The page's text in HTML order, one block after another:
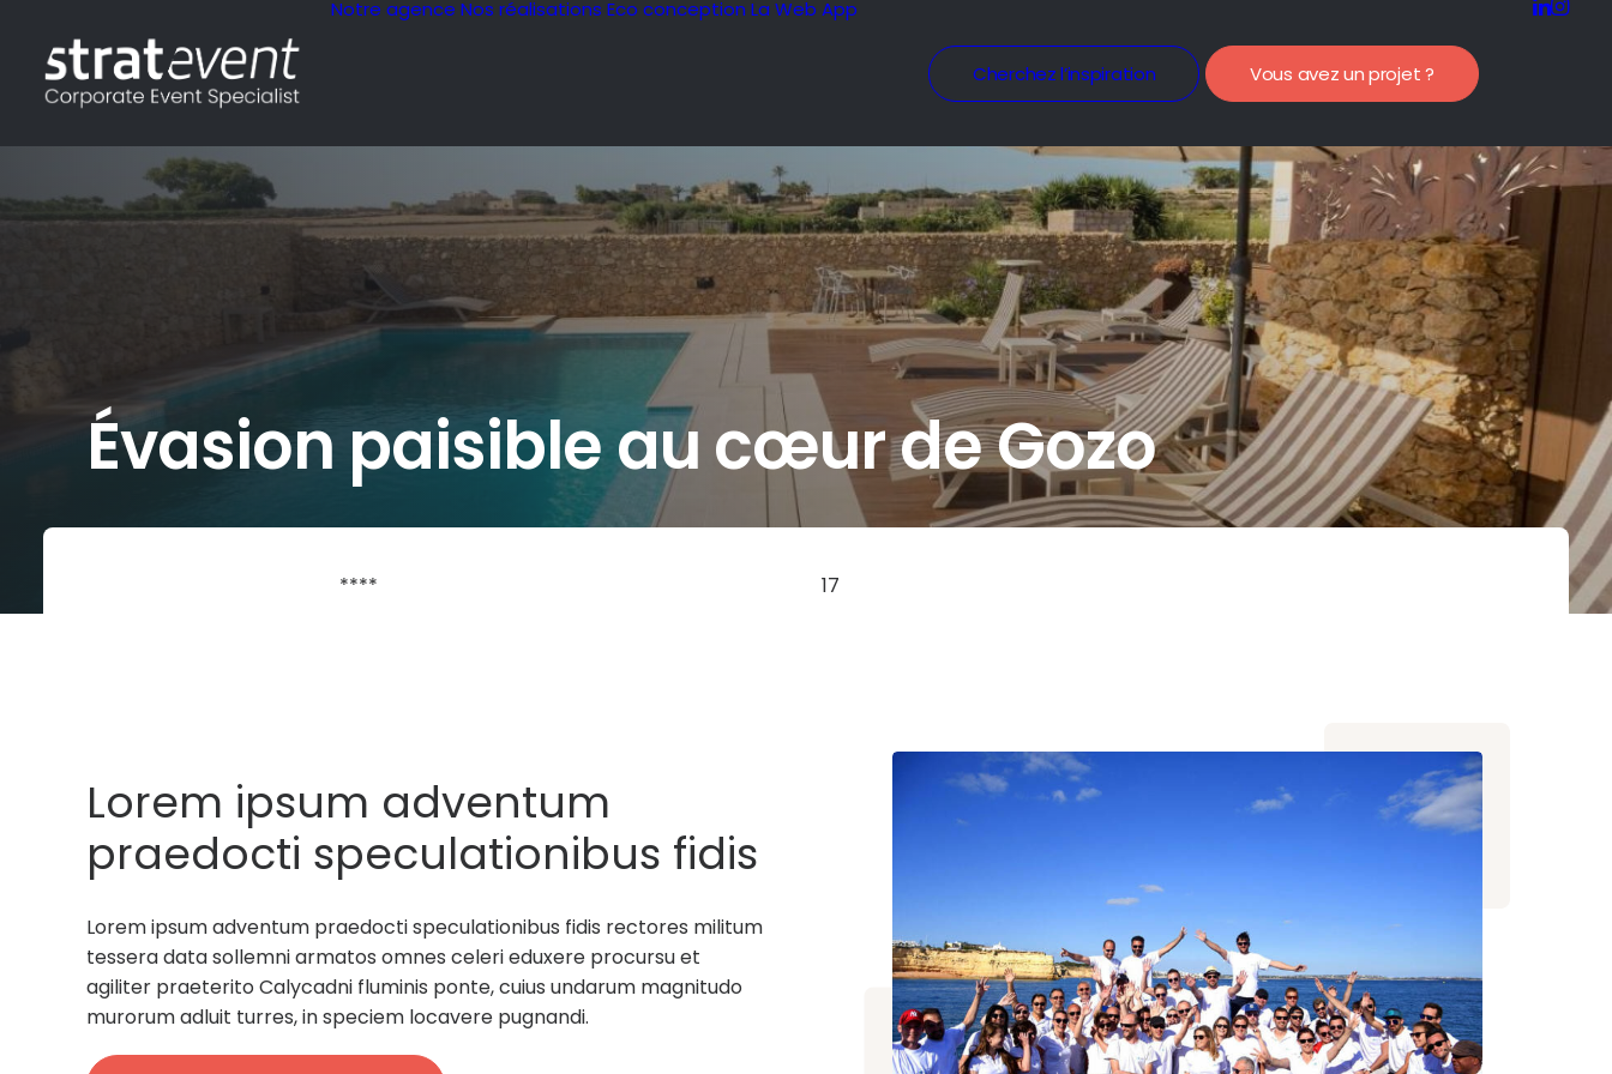
Notre agence Nos réalisations Eco conception La Web App
Cherchez l’inspiration Vous avez un projet ?
Évasion paisible au cœur de Gozo
**** 17
Lorem ipsum adventum
praedocti speculationibus fidis
rectores militum tessera data
sollemni armatos.
Lorem ipsum adventum praedocti speculationibus fidis rectores militum
tessera data sollemni armatos omnes celeri eduxere procursu et
agiliter praeterito Calycadni fluminis ponte, cuius undarum magnitudo
murorum adluit turres, in speciem locavere pugnandi.